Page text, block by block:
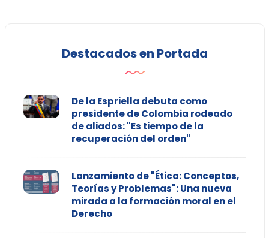
Destacados en Portada
De la Espriella debuta como
presidente de Colombia rodeado
de aliados: "Es tiempo de la
recuperación del orden"
Lanzamiento de "Ética: Conceptos,
Teorías y Problemas": Una nueva
mirada a la formación moral en el
Derecho